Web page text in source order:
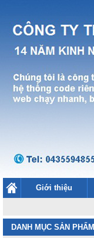
Giới thiệu
DANH MỤC SẢN PHẨM